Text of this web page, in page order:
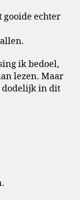
echter
ik bedoel,
lezen. Maar
dodelijk in dit